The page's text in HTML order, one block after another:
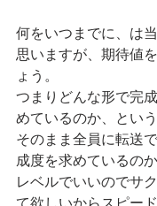
何をいつまでに、は
思いますが、期待値
ょう。
つまりどんな形で完
めているのか、という
そのまま全員に転送
成度を求めているの
レベルでいいのでサ
て欲しいからスピー